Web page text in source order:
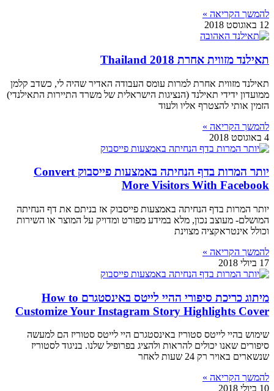
להמשך הקריאה »
12 באוגוסט 2018
תאילנד מזווית אחרת Thailand 2018
תאילנד מזווית אחרת למרות עומס העבודה האדיר שהיה לי, כשדב קלמן
ממועדון ידידי תאילנד (הנציגות הישראלית של משרד התיירות התאילנדי)
הזמין אותי להצטרף אליו ולעוד
להמשך הקריאה »
4 באוגוסט 2018
יותר המרות בדף הנחיתה באמצעות פייסבוק Convert
More Visitors With Facebook
יותר המרות בדף הנחיתה באמצעות פייסבוק אז בניתם את דף הנחיתה
המושלם- מעוצב נכון, מלא במידע מפורט ומדויק על המוצר או השירות
וכולל אינטראקציה מצוינת
להמשך הקריאה »
17 ביולי 2018
מיתוג כריכת סיפורי ההיי לייטס באינסטגרם How to
Customize Your Instagram Story Highlights Cover
שימוש בהיי לייטס סטוריז באינסטגרם היי לייטס סטוריז הם למעשה
סיפורים שאנו יכולים להראות ולהציג בפרופיל שלנו. בניגוד לסטוריז
שנשארים באויר רק 24 שעות לאחר
להמשך הקריאה »
10 ביולי 2018